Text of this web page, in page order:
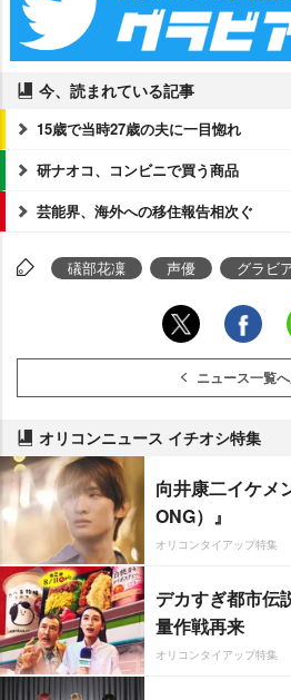
今、読まれている記事
15歳で当時27歳の夫に一目惚れ
研ナオコ、コンビニで買う商品
芸能界、海外への移住報告相次ぐ
礒部花凜 声優 グラビ
ニュース一覧
オリコンニュース イチオシ特集
向井康二イケメ
ONG）』
オリコンタイアップ特集
デカすぎ都市伝
量作戦再来
オリコンタイアップ特集